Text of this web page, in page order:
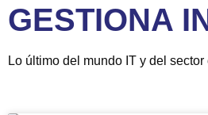
GESTIONA
Lo último del mundo IT y del